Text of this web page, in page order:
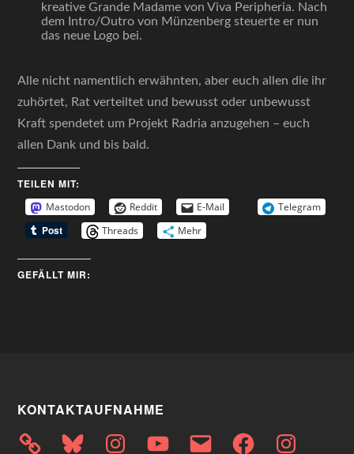
kreative Grande Madame von Viva Peripheria. Nach
dem Intro/Outro von Münzenberg steuerte er nun
das neue Logo bei.
Alle nicht namentlich erwähnten, aber euch allen die ihr
zuhörtet, Rat verteiltet und bewusst oder unbewusst
Kraft spendetet um Projekt Radria anzugehen – euch
allen Dank und bis bald.
TEILEN MIT:
Mastodon Reddit E-Mail
Telegram
Threads
Mehr
GEFÄLLT MIR:
KONTAKTAUFNAHME
Bluesky InstagramYouTubeE-
Mail
FacebookInstagram